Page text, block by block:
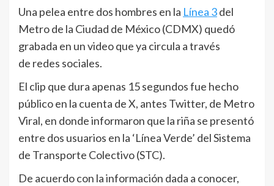
Una pelea entre dos hombres en la Línea 3del
Metro de la Ciudad de México (CDMX) quedó
grabada en un video que ya circula a través
de redes sociales.
El clip que dura apenas 15 segundos fue hecho
público en la cuenta de X, antes Twitter, de Metro
Viral, en donde informaron que la riña se presentó
entre dos usuarios en la ‘Línea Verde’ del Sistema
de Transporte Colectivo (STC).
De acuerdo con la información dada a conocer,